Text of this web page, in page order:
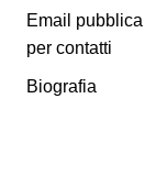
Email pubblica
per contatti
Biografia